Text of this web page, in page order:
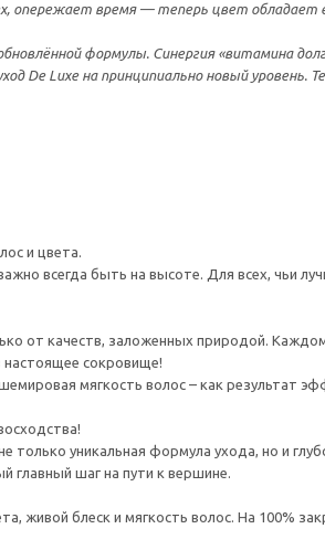
опережает время — теперь цвет
формулы. Синергия «витамина
De Luxe на принципиально новый уровень.
и цвета.
всегда быть на высоте. Для всех, чьи
от качеств, заложенных природой.
сокровище!
мягкость волос – как результат
только уникальная формула ухода, но и
главный шаг на пути к вершине.
живой блеск и мягкость волос. На 100%